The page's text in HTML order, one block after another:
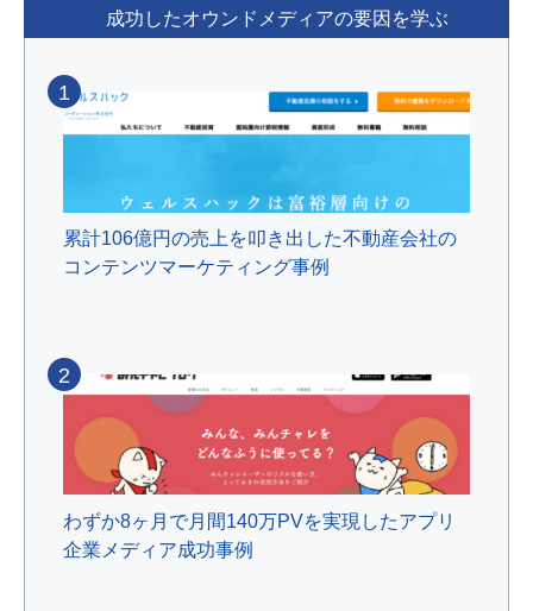
成功したオウンドメディアの要因を学ぶ
累計106億円の売上を叩き出した不動産会社の
コンテンツマーケティング事例
1
わずか8ヶ月で月間140万PVを実現したアプリ
企業メディア成功事例
2